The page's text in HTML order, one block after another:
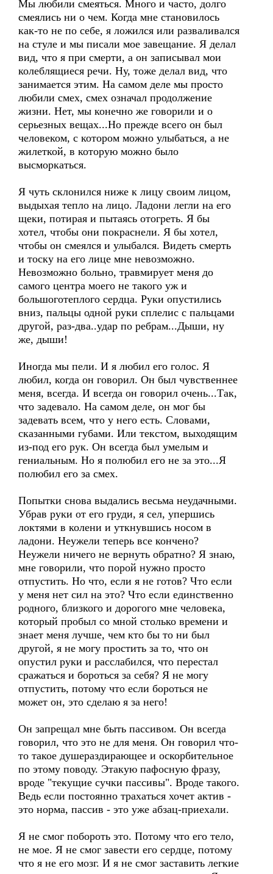
Мы любили смеяться. Много и часто, долго
смеялись ни о чем. Когда мне становилось
как-то не по себе, я ложился или разваливался
на стуле и мы писали мое завещание. Я делал
вид, что я при смерти, а он записывал мои
колеблящиеся речи. Ну, тоже делал вид, что
занимается этим. На самом деле мы просто
любили смех, смех означал продолжение
жизни. Нет, мы конечно же говорили и о
серьезных вещах...Но прежде всего он был
человеком, с котором можно улыбаться, а не
жилеткой, в которую можно было
высморкаться.
Я чуть склонился ниже к лицу своим лицом,
выдыхая тепло на лицо. Ладони легли на его
щеки, потирая и пытаясь отогреть. Я бы
хотел, чтобы они покраснели. Я бы хотел,
чтобы он смеялся и улыбался. Видеть смерть
и тоску на его лице мне невозможно.
Невозможно больно, травмирует меня до
самого центра моего не такого уж и
большоготеплого сердца. Руки опустились
вниз, пальцы одной руки сплелис с пальцами
другой, раз-два..удар по ребрам...Дыши, ну
же, дыши!
Иногда мы пели. И я любил его голос. Я
любил, когда он говорил. Он был чувственнее
меня, всегда. И всегда он говорил очень...Так,
что задевало. На самом деле, он мог бы
задевать всем, что у него есть. Словами,
сказанными губами. Или текстом, выходящим
из-под его рук. Он всегда был умелым и
гениальным. Но я полюбил его не за это...Я
полюбил его за смех.
Попытки снова выдались весьма неудачными.
Убрав руки от его груди, я сел, упершись
локтями в колени и уткнувшись носом в
ладони. Неужели теперь все кончено?
Неужели ничего не вернуть обратно? Я знаю,
мне говорили, что порой нужно просто
отпустить. Но что, если я не готов? Что если
у меня нет сил на это? Что если единственно
родного, близкого и дорогого мне человека,
который пробыл со мной столько времени и
знает меня лучше, чем кто бы то ни был
другой, я не могу простить за то, что он
опустил руки и расслабился, что перестал
сражаться и бороться за себя? Я не могу
отпустить, потому что если бороться не
может он, это сделаю я за него!
Он запрещал мне быть пассивом. Он всегда
говорил, что это не для меня. Он говорил что-
то такое душераздирающее и оскорбительное
по этому поводу. Этакую пафосную фразу,
вроде "текущие сучки пассивы". Вроде такого.
Ведь если постоянно трахаться хочет актив -
это норма, пассив - это уже абзац-приехали.
Я не смог побороть это. Потому что его тело,
не мое. Я не смог завести его сердце, потому
что я не его мозг. И я не смог заставить легкие